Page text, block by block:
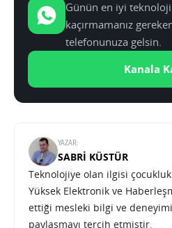
Günün en iyi teknoloji
kaçırmamanız
telefonunuza gelsin.
Kanala
YAZAR:
SABRI KÜSTÜR
Teknolojiye olan ilgisi çocukluk
Yüksek Elektronik ve
ettiği mesleki bilgi ve deneyimi
paylaşmayı tercih etmiştir.